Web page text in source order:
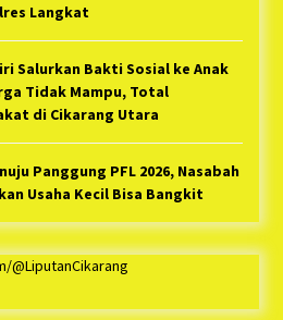
Langkat
Salurkan Bakti Sosial ke Anak
Tidak Mampu, Total
di Cikarang Utara
Panggung PFL 2026, Nasabah
Usaha Kecil Bisa Bangkit